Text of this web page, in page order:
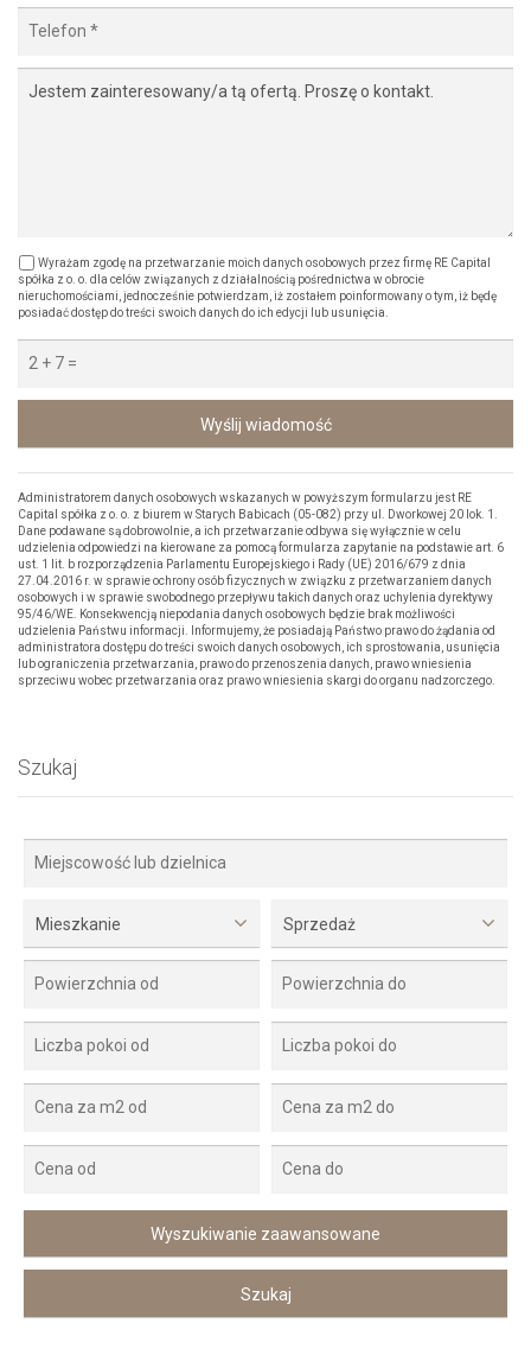
Wyrażam zgodę na przetwarzanie moich danych osobowych przez firmę RE Capital
spółka z o. o. dla celów związanych z działalnością pośrednictwa w obrocie
nieruchomościami, jednocześnie potwierdzam, iż zostałem poinformowany o tym, iż będę
posiadać dostęp do treści swoich danych do ich edycji lub usunięcia.
Wyślij wiadomość
Administratorem danych osobowych wskazanych w powyższym formularzu jest RE
Capital spółka z o. o. z biurem w Starych Babicach (05-082) przy ul. Dworkowej 20 lok. 1.
Dane podawane są dobrowolnie, a ich przetwarzanie odbywa się wyłącznie w celu
udzielenia odpowiedzi na kierowane za pomocą formularza zapytanie na podstawie art. 6
ust. 1 lit. b rozporządzenia Parlamentu Europejskiego i Rady (UE) 2016/679 z dnia
27.04.2016 r. w sprawie ochrony osób fizycznych w związku z przetwarzaniem danych
osobowych i w sprawie swobodnego przepływu takich danych oraz uchylenia dyrektywy
95/46/WE. Konsekwencją niepodania danych osobowych będzie brak możliwości
udzielenia Państwu informacji. Informujemy, że posiadają Państwo prawo do żądania od
administratora dostępu do treści swoich danych osobowych, ich sprostowania, usunięcia
lub ograniczenia przetwarzania, prawo do przenoszenia danych, prawo wniesienia
sprzeciwu wobec przetwarzania oraz prawo wniesienia skargi do organu nadzorczego.
Szukaj
Mieszkanie Sprzedaż